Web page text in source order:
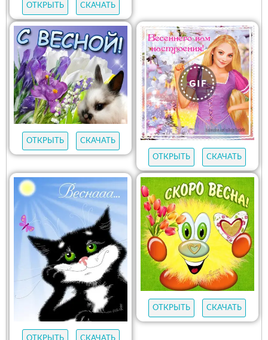
ОТКРЫТЬ СКАЧАТЬ
ОТКРЫТЬ СКАЧАТЬ
ОТКРЫТЬ СКАЧАТЬ
ОТКРЫТЬ СКАЧАТЬ
ОТКРЫТЬ СКАЧАТЬ